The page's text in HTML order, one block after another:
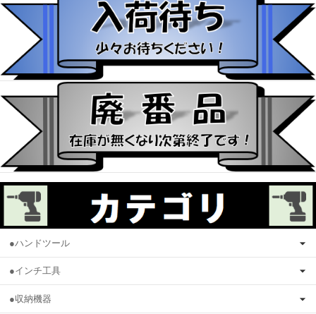
●ハンドツール
●インチ工具
●収納機器